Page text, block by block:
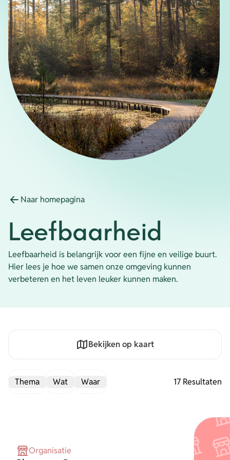
Energie
Contact
Inloggen
Privacy verklaring
Home
Naar homepagina
Leefbaarheid
Leefbaarheid is belangrijk voor een fijne en veilige buurt.
Hier lees je hoe we samen onze omgeving kunnen
verbeteren en het leven leuker kunnen maken.
Bekijken op kaart
Thema
Mentale veerkracht (7)
Wat Waar 17 Resultaten
Organisatie